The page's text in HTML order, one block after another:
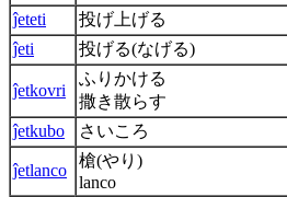
ĵeteti
投げ上げる
ĵeti
投げる(なげる)
ĵetkovri
ふりかける
撒き散らす
ĵetkubo
さいころ
ĵetlanco
槍(やり)
lanco